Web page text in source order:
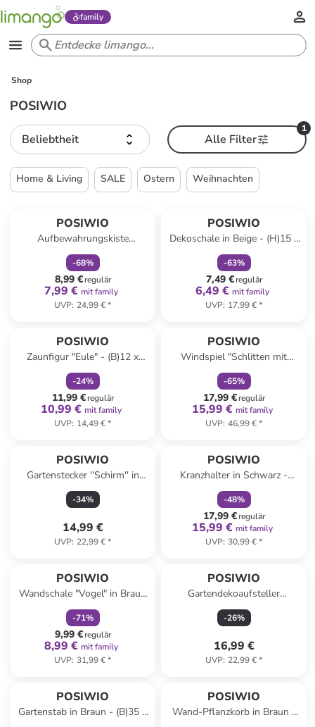
family
Shop
POSIWIO
Beliebtheit
1
Alle Filter
Home & Living SALE Ostern Weihnachten
POSIWIO
Aufbewahrungskiste
"Schublade" in Braun - (H)14
x (T)16 cm
-68%
8,99 €regulär
7,99 € mit family
UVP: 24,99 €*
POSIWIO
Dekoschale in Beige - (H)15 x
Ø 25 cm
-63%
7,49 €regulär
6,49 € mit family
UVP: 17,99 €*
POSIWIO
Zaunfigur "Eule" - (B)12 x
(H)20 x (T)10 cm
(Überraschungsprodukt)
-24%
11,99 €regulär
10,99 € mit family
UVP: 14,49 €*
POSIWIO
Windspiel "Schlitten mit
Hirschen" in Braun - (B)84 x
(H)115 cm
-65%
17,99 €regulär
15,99 € mit family
UVP: 46,99 €*
POSIWIO
Gartenstecker ''Schirm'' in
Braun - (H)39 x Ø 16,5 cm
-34%
14,99 €
UVP: 22,99 €*
POSIWIO
Kranzhalter in Schwarz -
(H)77 cm
-48%
17,99 €regulär
15,99 € mit family
UVP: 30,99 €*
POSIWIO
Wandschale "Vogel" in Braun
- (B)19,5 x (H)12,5 x (T)10 cm
-71%
9,99 €regulär
8,99 € mit family
UVP: 31,99 €*
POSIWIO
Gartendekoaufsteller
''Schmetterlinge'' in Rostrot -
Ø 27 cm
-26%
16,99 €
UVP: 22,99 €*
POSIWIO
Gartenstab in Braun - (B)35 x
POSIWIO
Wand-Pflanzkorb in Braun -